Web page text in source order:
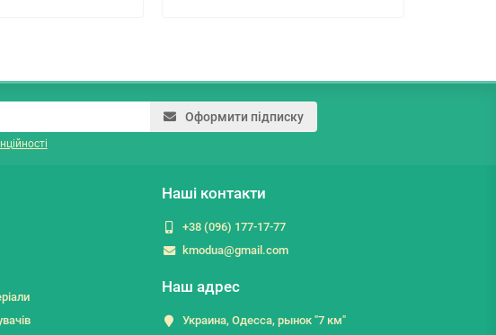
Оформити підписку
Наші контакти
+38 (096) 177-17-77
kmodua@gmail.com
Наш адрес
Украина, Одесса, рынок "7 км"